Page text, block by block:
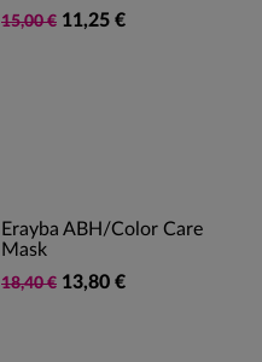
15,00 € 11,25 €
Erayba ABH/Color Care
Mask
18,40 € 13,80 €